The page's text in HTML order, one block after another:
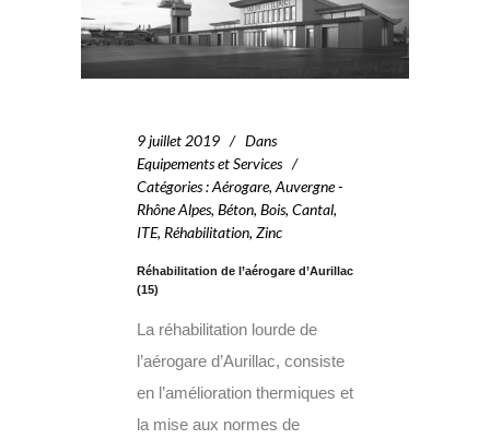
9 juillet 2019
Dans
Equipements et Services
Catégories:Aérogare, Auvergne -
Rhône Alpes, Béton, Bois, Cantal,
ITE, Réhabilitation, Zinc
Réhabilitation de l’aérogare d’Aurillac
(15)
La réhabilitation lourde de
l’aérogare d’Aurillac, consiste
en l’amélioration thermiques et
la mise aux normes de